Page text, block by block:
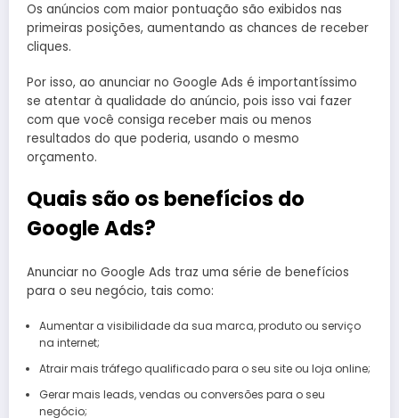
Os anúncios com maior pontuação são exibidos nas
primeiras posições, aumentando as chances de receber
cliques.
Por isso, ao anunciar no Google Ads é importantíssimo
se atentar à qualidade do anúncio, pois isso vai fazer
com que você consiga receber mais ou menos
resultados do que poderia, usando o mesmo
orçamento.
Quais são os benefícios do
Google Ads?
Anunciar no Google Ads traz uma série de benefícios
para o seu negócio, tais como:
Aumentar a visibilidade da sua marca, produto ou serviço
na internet;
Atrair mais tráfego qualificado para o seu site ou loja online;
Gerar mais leads, vendas ou conversões para o seu
negócio;